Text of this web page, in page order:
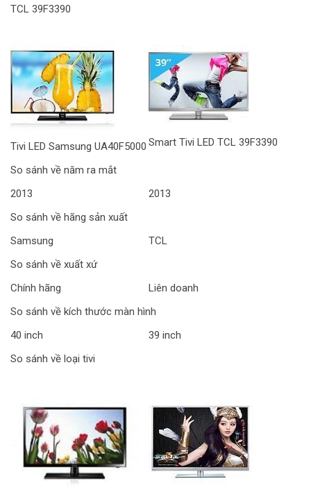
TCL 39F3390
Tivi LED Samsung UA40F5000 Smart Tivi LED TCL 39F3390
So sánh về năm ra mắt
2013
2013
So sánh về hãng sản xuất
Samsung
TCL
So sánh về xuất xứ
Chính hãng
Liên doanh
So sánh về kích thước màn hình
40 inch
39 inch
So sánh về loại tivi